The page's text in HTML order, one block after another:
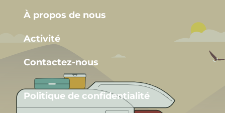
À propos de nous
Activité
Contactez-nous
Politique de confidentialité